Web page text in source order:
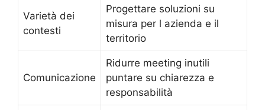
Varietà dei
contesti
Progettare soluzioni su
misura per l azienda e il
territorio
Comunicazione
Ridurre meeting inutili
puntare su chiarezza e
responsabilità